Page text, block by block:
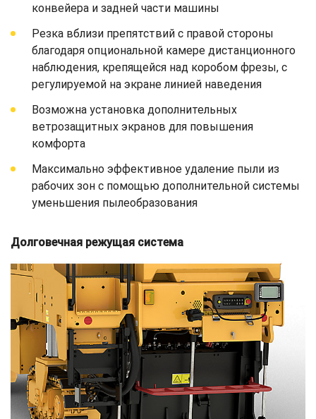
конвейера и задней части машины
Резка вблизи препятствий с правой стороны
благодаря опциональной камере дистанционного
наблюдения, крепящейся над коробом фрезы, с
регулируемой на экране линией наведения
Возможна установка дополнительных
ветрозащитных экранов для повышения
комфорта
Максимально эффективное удаление пыли из
рабочих зон с помощью дополнительной системы
уменьшения пылеобразования
Долговечная режущая система